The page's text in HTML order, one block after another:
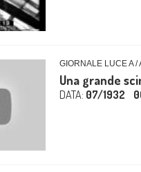
GIORNALE LUCE A /
Una grande
DATA: 07/1932